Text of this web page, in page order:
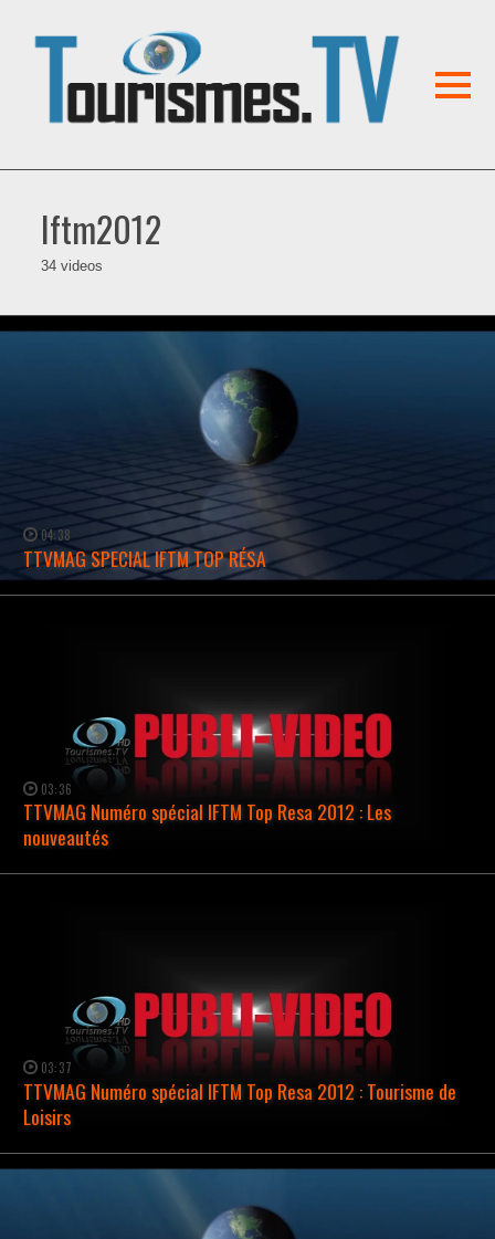
Iftm2012
34 videos
04:38
TTVMAG SPECIAL IFTM TOP RÉSA
WATCH NOW →
03:36
TTVMAG Numéro spécial IFTM Top Resa 2012 : Les
nouveautés
03:37
TTVMAG Numéro spécial IFTM Top Resa 2012 : Tourisme de
Loisirs